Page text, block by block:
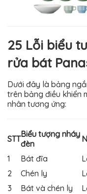
25 Lỗi biểu
rửa bát
Dưới đây là bảng
trên bảng điều khiển
nhân tương ứng:
STTBiểu tượng nháy
đèn
1
Bát đĩa
2
Chén ly
3
Bát và chén ly